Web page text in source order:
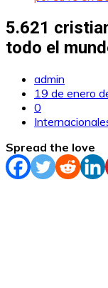
5.621
todo el
admin
19 de enero
0
Spread the love